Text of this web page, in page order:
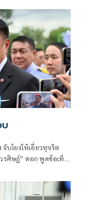
บ
บโยงให้เอี่ยวทุจริต
รศิษฎ์” ตอก พูดข้อเท็จ